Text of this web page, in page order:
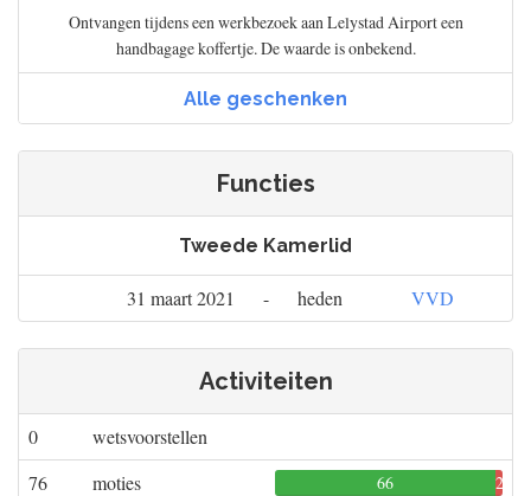
Ontvangen tijdens een werkbezoek aan Lelystad Airport een
handbagage koffertje. De waarde is onbekend.
Alle geschenken
Functies
Tweede Kamerlid
31 maart 2021 - heden VVD
Activiteiten
0
wetsvoorstellen
76
moties 66 20